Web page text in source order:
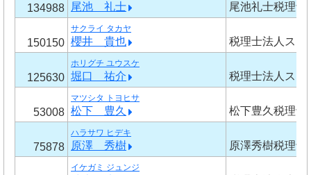
134988 尾池 礼士 尾池礼士税理士
150150
サクライ タカヤ
櫻井 貴也 税理士法人スピ
125630
ホリグチ ユウスケ
堀口 祐介 税理士法人スピ
53008
マツシタ トヨヒサ
松下 豊久 松下豊久税理士
75878
ハラサワ ヒデキ
原澤 秀樹 原澤秀樹税理士
イケガミ ジュンジ